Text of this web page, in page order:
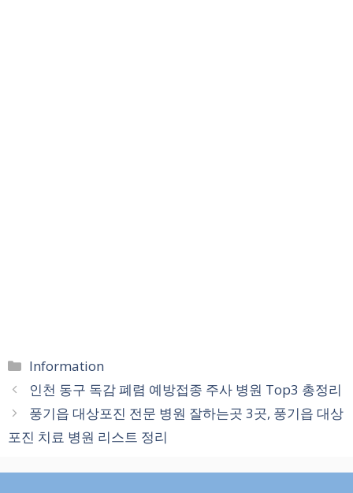
카
테
고
리
Information
인천 동구 독감 폐렴 예방접종 주사 병원 Top3 총정리
풍기읍 대상포진 전문 병원 잘하는곳 3곳, 풍기읍 대상
포진 치료 병원 리스트 정리